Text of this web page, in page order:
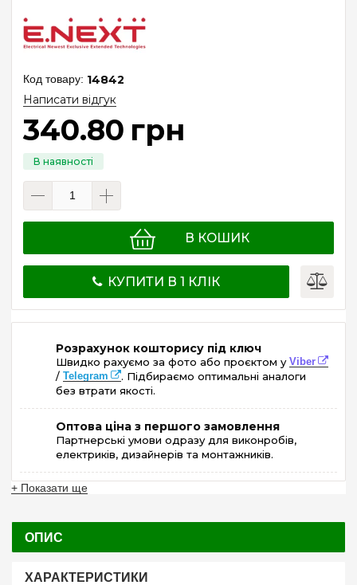
14842
Написати відгук
340.80 грн
В КОШИК
КУПИТИ В 1 КЛІК
Розрахунок кошторису під ключ
Швидко рахуємо за фото або проєктом у Viber
/ Telegram
. Підбираємо оптимальні аналоги
без втрати якості.
Оптова ціна з першого замовлення
Партнерські умови одразу для виконробів,
електриків, дизайнерів та монтажників.
+ Показати ще
ОПИС
ХАРАКТЕРИСТИКИ